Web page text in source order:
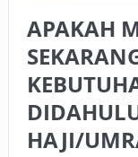
HUKUM
HUKUM
APAKAH
HAJI/